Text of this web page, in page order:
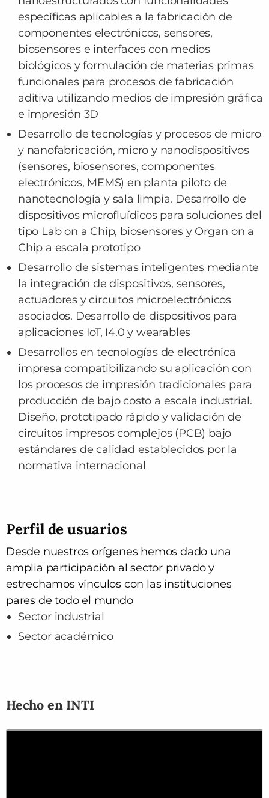
específicas aplicables a la fabricación de
componentes electrónicos, sensores,
biosensores e interfaces con medios
biológicos y formulación de materias primas
funcionales para procesos de fabricación
aditiva utilizando medios de impresión gráfica
e impresión 3D
Desarrollo de tecnologías y procesos de micro
y nanofabricación, micro y nanodispositivos
(sensores, biosensores, componentes
electrónicos, MEMS) en planta piloto de
nanotecnología y sala limpia. Desarrollo de
dispositivos microfluídicos para soluciones del
tipo Lab on a Chip, biosensores y Organ on a
Chip a escala prototipo
Desarrollo de sistemas inteligentes mediante
la integración de dispositivos, sensores,
actuadores y circuitos microelectrónicos
asociados. Desarrollo de dispositivos para
aplicaciones IoT, I4.0 y wearables
Desarrollos en tecnologías de electrónica
impresa compatibilizando su aplicación con
los procesos de impresión tradicionales para
producción de bajo costo a escala industrial.
Diseño, prototipado rápido y validación de
circuitos impresos complejos (PCB) bajo
estándares de calidad establecidos por la
normativa internacional
Perfil de usuarios
Desde nuestros orígenes hemos dado una
amplia participación al sector privado y
estrechamos vínculos con las instituciones
pares de todo el mundo
Sector industrial
Sector académico
Hecho en INTI